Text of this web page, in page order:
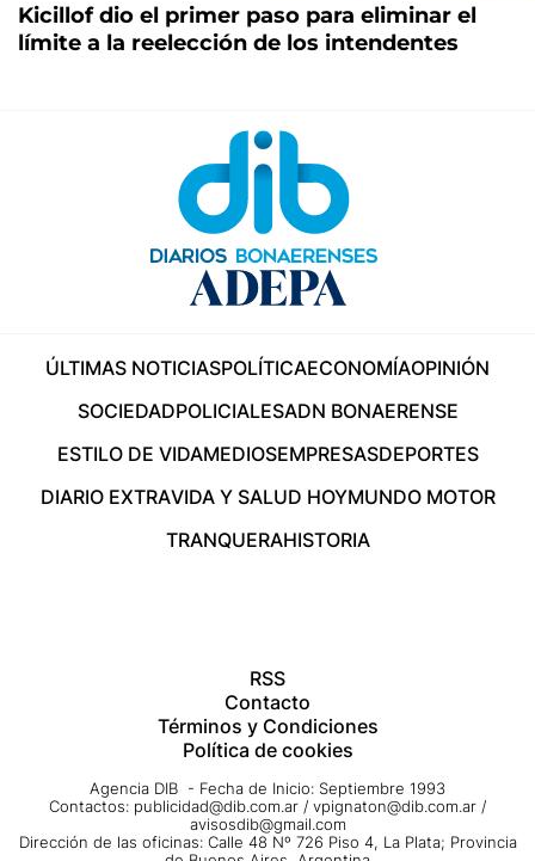
Kicillof dio el primer paso para eliminar el
límite a la reelección de los intendentes
ÚLTIMAS NOTICIASPOLÍTICAECONOMÍAOPINIÓN
SOCIEDADPOLICIALESADN BONAERENSE
ESTILO DE VIDAMEDIOSEMPRESASDEPORTES
DIARIO EXTRAVIDA Y SALUD HOYMUNDO MOTOR
TRANQUERAHISTORIA
RSS
Contacto
Términos y Condiciones
Política de cookies
Agencia DIB - Fecha de Inicio: Septiembre 1993
Contactos: publicidad@dib.com.ar / vpignaton@dib.com.ar /
avisosdib@gmail.com
Dirección de las oficinas: Calle 48 Nº 726 Piso 4, La Plata; Provincia